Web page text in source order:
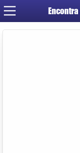
Encontra